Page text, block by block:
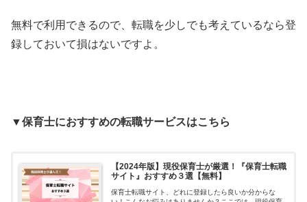
無料で利用できるので、転職を少しでも考えているなら登
録しておいて損はないですよ。
▼保育士におすすめの転職サービスはこちら
【2024年版】現役保育士が厳選！『保育士転職
サイト』おすすめ３選【無料】
保育士転職サイト、どれに登録したら良いか分からな